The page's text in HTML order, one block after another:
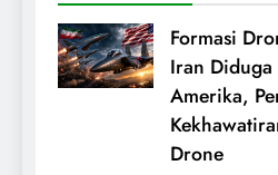
Formasi
Iran Diduga
Amerika,
Drone